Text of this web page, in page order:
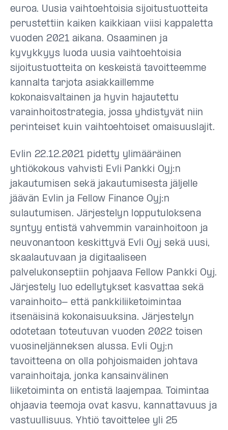
euroa. Uusia vaihtoehtoisia sijoitustuotteita
perustettiin kaiken kaikkiaan viisi kappaletta
vuoden 2021 aikana. Osaaminen ja
kyvykkyys luoda uusia vaihtoehtoisia
sijoitustuotteita on keskeistä tavoitteemme
kannalta tarjota asiakkaillemme
kokonaisvaltainen ja hyvin hajautettu
varainhoitostrategia, jossa yhdistyvät niin
perinteiset kuin vaihtoehtoiset omaisuuslajit.
Evlin 22.12.2021 pidetty ylimääräinen
yhtiökokous vahvisti Evli Pankki Oyj:n
jakautumisen sekä jakautumisesta jäljelle
jäävän Evlin ja Fellow Finance Oyj:n
sulautumisen. Järjestelyn lopputuloksena
syntyy entistä vahvemmin varainhoitoon ja
neuvonantoon keskittyvä Evli Oyj sekä uusi,
skaalautuvaan ja digitaaliseen
palvelukonseptiin pohjaava Fellow Pankki Oyj.
Järjestely luo edellytykset kasvattaa sekä
varainhoito- että pankkiliiketoimintaa
itsenäisinä kokonaisuuksina. Järjestelyn
odotetaan toteutuvan vuoden 2022 toisen
vuosineljänneksen alussa. Evli Oyj:n
tavoitteena on olla pohjoismaiden johtava
varainhoitaja, jonka kansainvälinen
liiketoiminta on entistä laajempaa. Toimintaa
ohjaavia teemoja ovat kasvu, kannattavuus ja
vastuullisuus. Yhtiö tavoittelee yli 25